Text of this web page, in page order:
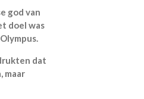
god van
doel was
dat
maar